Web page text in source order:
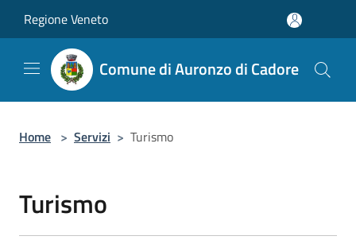
Regione Veneto
Comune di Auronzo di Cadore
Home > Servizi > Turismo
Turismo